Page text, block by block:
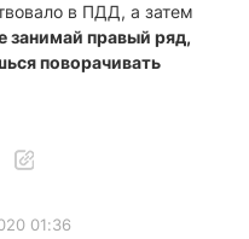
в ПДД, а затем
занимай правый ряд,
поворачивать
01:36